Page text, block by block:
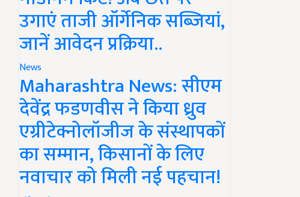
उगाएं ताजी ऑर्गेनिक सब्जियां,
जानें आवेदन प्रक्रिया..
News
Maharashtra News: सीएम
देवेंद्र फडणवीस ने किया ध्रुव
एग्रीटेक्नोलॉजीज के संस्थापकों
का सम्मान, किसानों के लिए
नवाचार को मिली नई पहचान!